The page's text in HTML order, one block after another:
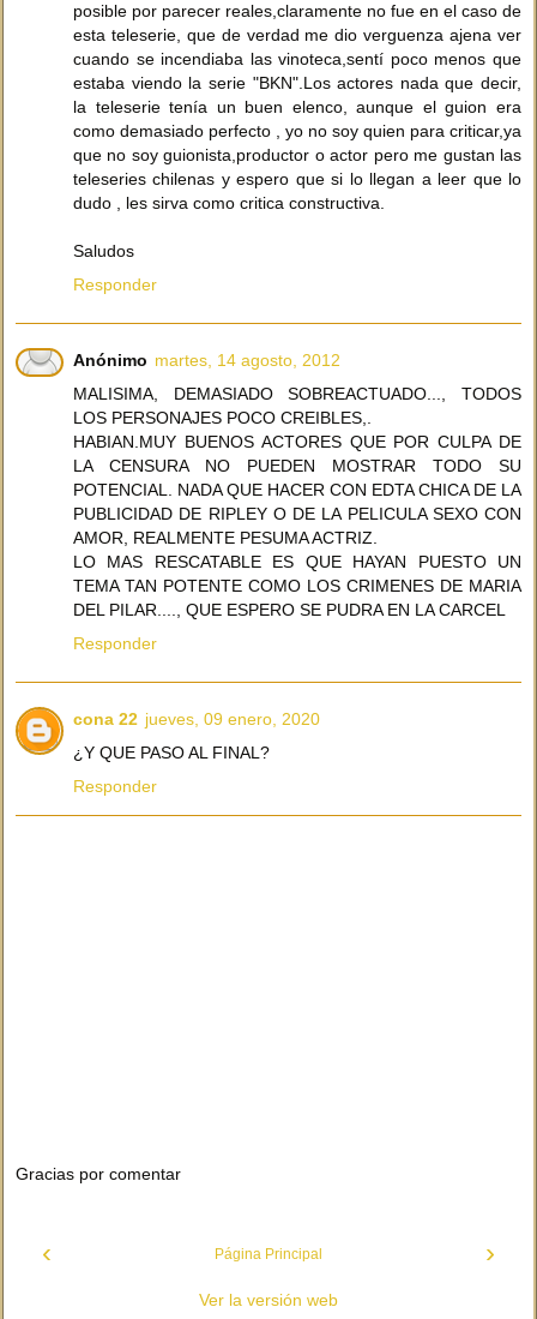
posible por parecer reales,claramente no fue en el caso de
esta teleserie, que de verdad me dio verguenza ajena ver
cuando se incendiaba las vinoteca,sentí poco menos que
estaba viendo la serie "BKN".Los actores nada que decir,
la teleserie tenía un buen elenco, aunque el guion era
como demasiado perfecto , yo no soy quien para criticar,ya
que no soy guionista,productor o actor pero me gustan las
teleseries chilenas y espero que si lo llegan a leer que lo
dudo , les sirva como critica constructiva.
Saludos
Responder
Anónimo martes, 14 agosto, 2012
MALISIMA, DEMASIADO SOBREACTUADO..., TODOS
LOS PERSONAJES POCO CREIBLES,.
HABIAN.MUY BUENOS ACTORES QUE POR CULPA DE
LA CENSURA NO PUEDEN MOSTRAR TODO SU
POTENCIAL. NADA QUE HACER CON EDTA CHICA DE LA
PUBLICIDAD DE RIPLEY O DE LA PELICULA SEXO CON
AMOR, REALMENTE PESUMA ACTRIZ.
LO MAS RESCATABLE ES QUE HAYAN PUESTO UN
TEMA TAN POTENTE COMO LOS CRIMENES DE MARIA
DEL PILAR...., QUE ESPERO SE PUDRA EN LA CARCEL
Responder
cona 22 jueves, 09 enero, 2020
¿Y QUE PASO AL FINAL?
Responder
Gracias por comentar
‹ ›
Página Principal
Ver la versión web